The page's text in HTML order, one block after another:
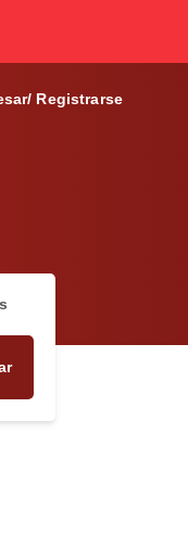
Registrarse